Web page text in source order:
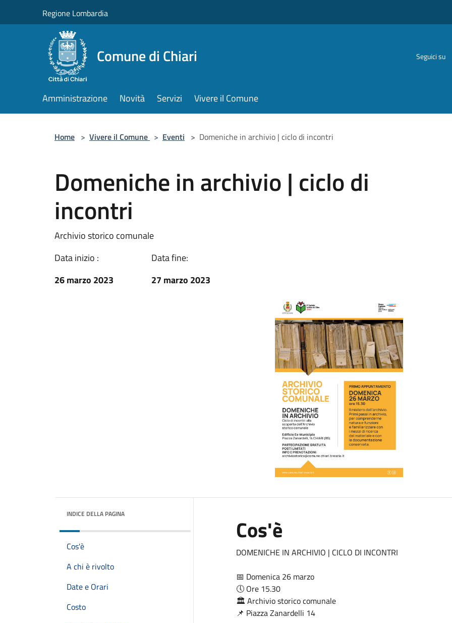
Regione Lombardia
Comune di Chiari Seguici su
Amministrazione Novità Servizi Vivere il Comune
Home > Vivere il Comune > Eventi > Domeniche in archivio | ciclo di incontri
Domeniche in archivio | ciclo di
incontri
Archivio storico comunale
Data inizio :
26 marzo 2023
Data fine:
27 marzo 2023
INDICE DELLA PAGINA
Cos'è
A chi è rivolto
Date e Orari
Costo
Cos'è
DOMENICHE IN ARCHIVIO | CICLO DI INCONTRI
📅 Domenica 26 marzo
🕔 Ore 15.30
🏛️ Archivio storico comunale
📌 Piazza Zanardelli 14